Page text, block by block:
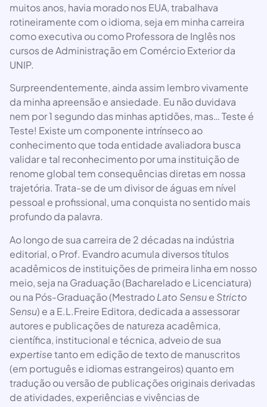
muitos anos, havia morado nos EUA, trabalhava
rotineiramente com o idioma, seja em minha carreira
como executiva ou como Professora de Inglês nos
cursos de Administração em Comércio Exterior da
UNIP.
Surpreendentemente, ainda assim lembro vivamente
da minha apreensão e ansiedade. Eu não duvidava
nem por 1 segundo das minhas aptidões, mas… Teste é
Teste! Existe um componente intrínseco ao
conhecimento que toda entidade avaliadora busca
validar e tal reconhecimento por uma instituição de
renome global tem consequências diretas em nossa
trajetória. Trata-se de um divisor de águas em nível
pessoal e profissional, uma conquista no sentido mais
profundo da palavra.
Ao longo de sua carreira de 2 décadas na indústria
editorial, o Prof. Evandro acumula diversos títulos
acadêmicos de instituições de primeira linha em nosso
meio, seja na Graduação (Bacharelado e Licenciatura)
ou na Pós-Graduação (MestradoLato Sensue Stricto
Sensu) e a E.L.Freire Editora, dedicada a assessorar
autores e publicações de natureza acadêmica,
científica, institucional e técnica, adveio de sua
expertisetanto em edição de texto de manuscritos
(em português e idiomas estrangeiros) quanto em
tradução ou versão de publicações originais derivadas
de atividades, experiências e vivências de